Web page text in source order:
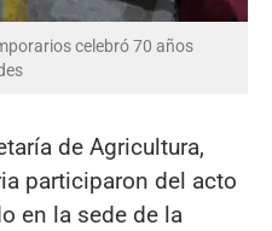
celebró 70 años
de Agricultura,
participaron del acto
en la sede de la